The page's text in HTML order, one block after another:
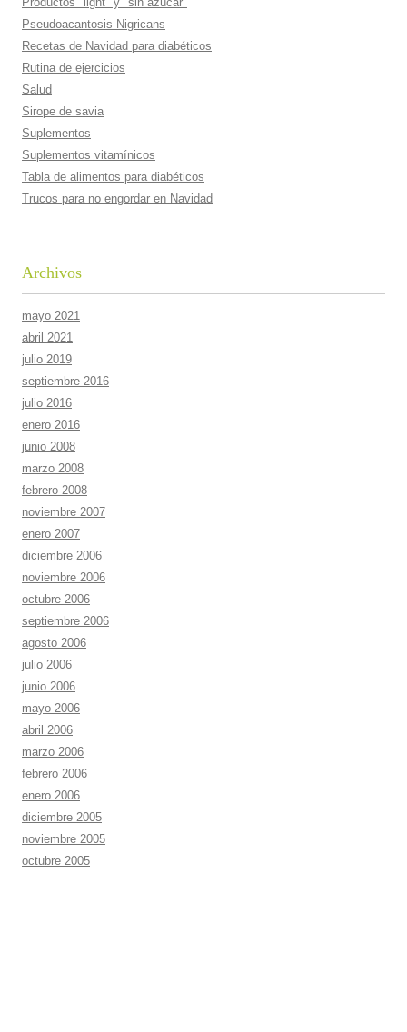
Pseudoacantosis Nigricans
Recetas de Navidad para diabéticos
Rutina de ejercicios
Salud
Sirope de savia
Suplementos
Suplementos vitamí­nicos
Tabla de alimentos para diabéticos
Trucos para no engordar en Navidad
Archivos
mayo 2021
abril 2021
julio 2019
septiembre 2016
julio 2016
enero 2016
junio 2008
marzo 2008
febrero 2008
noviembre 2007
enero 2007
diciembre 2006
noviembre 2006
octubre 2006
septiembre 2006
agosto 2006
julio 2006
junio 2006
mayo 2006
abril 2006
marzo 2006
febrero 2006
enero 2006
diciembre 2005
noviembre 2005
octubre 2005